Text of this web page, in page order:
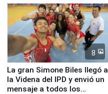
8
La gran Simone Biles llegó a
la Videna del IPD y envió un
mensaje a todos los